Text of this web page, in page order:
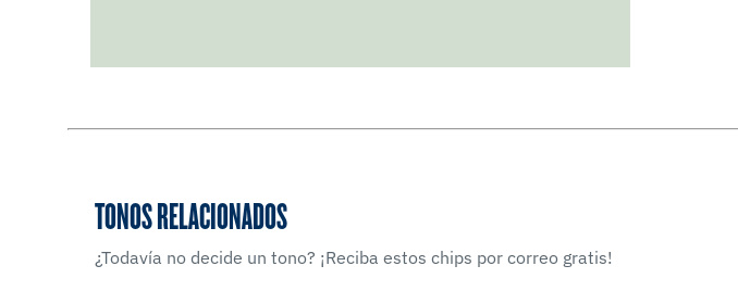
TONOS RELACIONADOS
¿Todavía no decide un tono? ¡Reciba estos chips por correo gratis!